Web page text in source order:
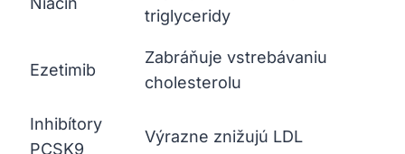
⁣triglyceridy
Ezetimib
Zabráňuje vstrebávaniu
cholesterolu
Inhibítory
PCSK9
Výrazne‍ znižujú LDL